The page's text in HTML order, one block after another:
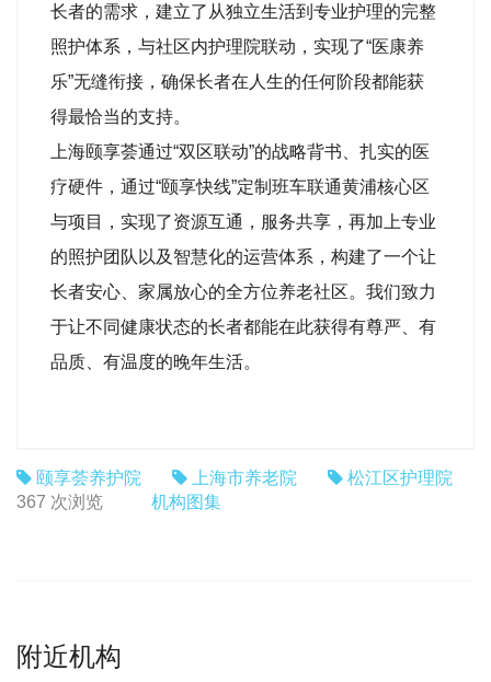
长者的需求，建立了从独立生活到专业护理的完整
照护体系，与社区内护理院联动，实现了“医康养
乐”无缝衔接，确保长者在人生的任何阶段都能获
得最恰当的支持。
上海颐享荟通过“双区联动”的战略背书、扎实的医
疗硬件，通过“颐享快线”定制班车联通黄浦核心区
与项目，实现了资源互通，服务共享，再加上专业
的照护团队以及智慧化的运营体系，构建了一个让
长者安心、家属放心的全方位养老社区。我们致力
于让不同健康状态的长者都能在此获得有尊严、有
品质、有温度的晚年生活。
颐享荟养护院 上海市养老院
松江区护理院
367 次浏览
机构图集
附近机构